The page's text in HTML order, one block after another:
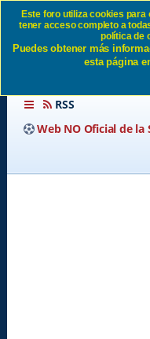
Foros
RSS
Web NO Oficial de la
Este foro utiliza cookies
tener acceso completo a
política de
Puedes obtener más
esta página